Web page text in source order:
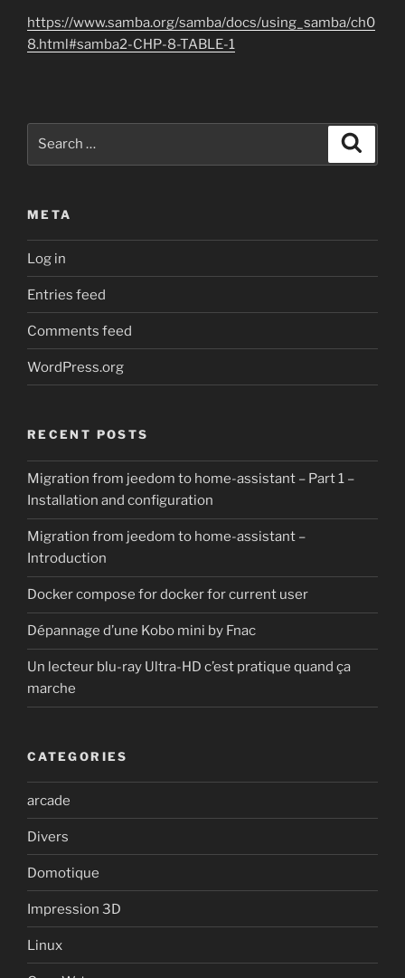
https://www.samba.org/samba/docs/using_samba/ch0
8.html#samba2-CHP-8-TABLE-1
META
Log in
Entries feed
Comments feed
WordPress.org
RECENT POSTS
Migration from jeedom to home-assistant – Part 1 –
Installation and configuration
Migration from jeedom to home-assistant –
Introduction
Docker compose for docker for current user
Dépannage d’une Kobo mini by Fnac
Un lecteur blu-ray Ultra-HD c’est pratique quand ça
marche
CATEGORIES
arcade
Divers
Domotique
Impression 3D
Linux